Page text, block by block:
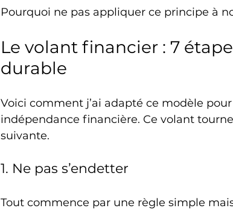
Pourquoi ne pas appliquer ce principe à
Le volant financier : 7
durable
Voici comment j’ai adapté ce modèle
indépendance financière. Ce volant
suivante.
1. Ne pas s’endetter
Tout commence par une règle simple